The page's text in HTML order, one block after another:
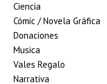
Ciencia
Cómic / Novela Gráfica
Donaciones
Musica
Vales Regalo
Narrativa